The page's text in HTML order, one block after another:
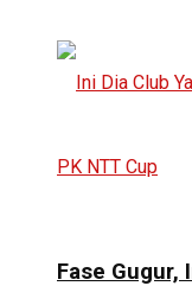
Fase Gugur,